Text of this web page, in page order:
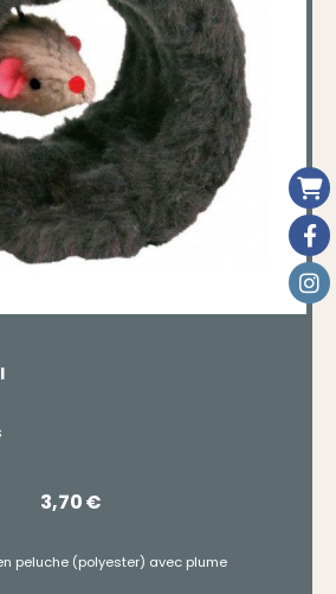
3,70€
peluche (polyester) avec plume